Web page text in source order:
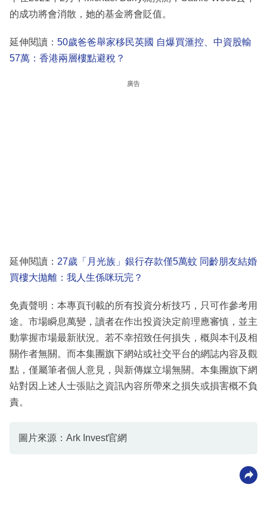
的成功將會消散，她的基金將會貶值。
延伸閱讀： 50歲爸爸舉家移民英國 自爆買滙控、中資股輸
57萬：香港兩層樓點避稅？
廣告
延伸閱讀： 27歲「月光族」銀行存款僅5萬蚊 同齡朋友結婚
買樓大拋離：我人生係咪玩完？
免責聲明：本專頁刊載的所有投資分析技巧，只可作參考用
途。市場瞬息萬變，讀者在作出投資決定前理應審慎，並主
動掌握市場最新狀況。若不幸招致任何損失，概與本刊及相
關作者無關。而本集團旗下網站或社交平台的網誌內容及觀
點，僅屬筆者個人意見，與新傳媒立場無關。本集團旗下網
站對因上述人士張貼之資訊內容所帶來之損失或損害概不負
責。
圖片來源：Ark Invest官網